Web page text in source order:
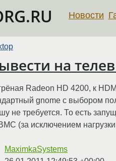
Новости
на
Radeon HD 4200, к
gnome с выбором
не требуется. То есть
(за исключением
MaximkaSystems